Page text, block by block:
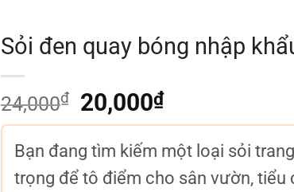
Sỏi đen quay bóng nhập
24,000₫
Giá
gốc
là:
24,000₫.
20,000₫Giá
hiện
tại
là:
20,000₫.
Bạn đang tìm kiếm một loại sỏi
trọng để tô điểm cho sân vườn, tiểu